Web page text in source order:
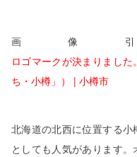
画像
ロゴマークが決まりまし
ち・小樽」） | 小樽市
北海道の北西に位置する
としても人気があります